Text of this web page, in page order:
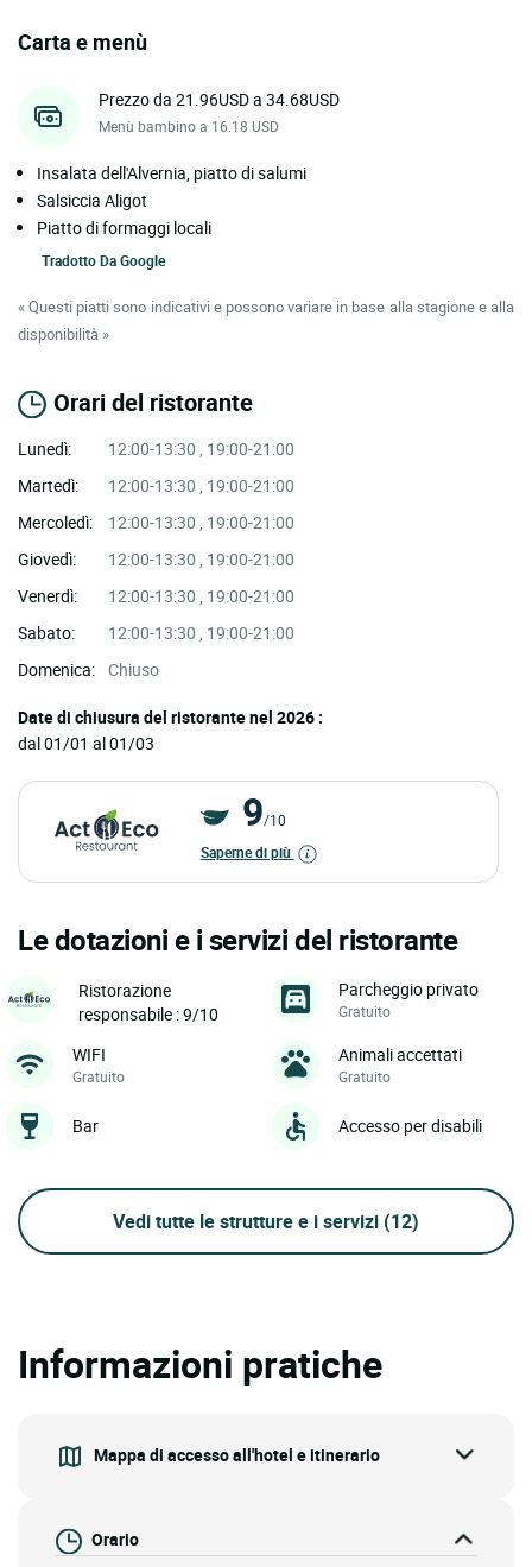
Carta e menù
Prezzo da 21.96USD a 34.68USD
Menù bambino a 16.18 USD
Insalata dell'Alvernia, piatto di salumi
Salsiccia Aligot
Piatto di formaggi locali
Tradotto DaGoogle
« Questi piatti sono indicativi e possono variare in base alla stagione e alla
disponibilità »
Orari del ristorante
Lunedì:
12:00-13:30 , 19:00-21:00
Martedì:
12:00-13:30 , 19:00-21:00
Mercoledì:
12:00-13:30 , 19:00-21:00
Giovedì:
12:00-13:30 , 19:00-21:00
Venerdì:
12:00-13:30 , 19:00-21:00
Sabato:
12:00-13:30 , 19:00-21:00
Domenica: Chiuso
Date di chiusura del ristorante nel 2026 :
dal 01/01 al 01/03
9/10
Saperne di più
Le dotazioni e i servizi del ristorante
Ristorazione
responsabile : 9/10
Parcheggio privato
Gratuito
WIFI
Gratuito
Animali accettati
Gratuito
Bar Accesso per disabili
Vedi tutte le strutture e i servizi (12)
Informazioni pratiche
Mappa di accesso all'hotel e itinerario
Orario